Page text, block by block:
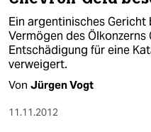
Ein argentinisches
Vermögen des
Entschädigung für eine
verweigert.
Von Jürgen Vogt
11.11.2012